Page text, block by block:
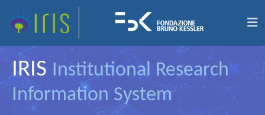
IRIS Institutional Research
Information System